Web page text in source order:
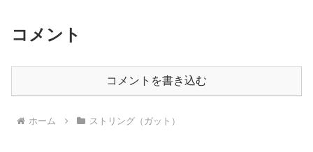
コメント
コメントを書き込む
ホーム ストリング（ガット）